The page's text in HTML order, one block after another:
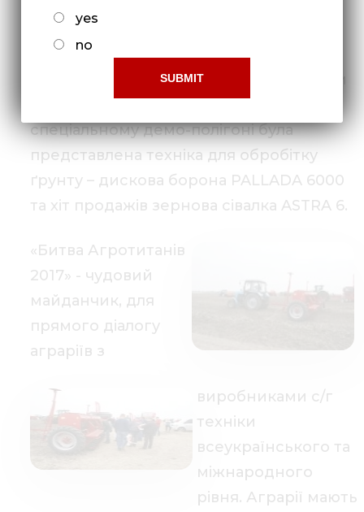
Формат заходу дозволив компанії
«Ельворті» найкращим способом
провести презентацію техніки, завдяки
демонстраційним показам. На
спеціальному демо-полігоні була
представлена техніка для обробітку
ґрунту – дискова борона PALLADA 6000
та хіт продажів зернова сівалка ASTRA 6.
«Битва Агротитанів
2017» - чудовий
майданчик, для
прямого діалогу
аграріїв з
виробниками с/г
техніки
всеукраїнського та
міжнародного
рівня. Аграрії мають
yes
no